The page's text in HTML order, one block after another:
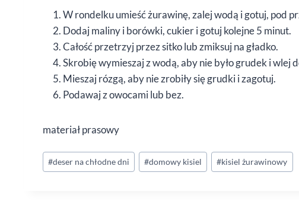
W rondelku umieść żurawinę, zalej wodą i gotuj, pod
Dodaj maliny i borówki, cukier i gotuj kolejne 5 minut.
Całość przetrzyj przez sitko lub zmiksuj na gładko.
Skrobię wymieszaj z wodą, aby nie było grudek i wlej
Mieszaj rózgą, aby nie zrobiły się grudki i zagotuj.
Podawaj z owocami lub bez.
materiał prasowy
Tagi
wpisu:
#deser na chłodne dni #domowy kisiel #kisiel żurawinowy